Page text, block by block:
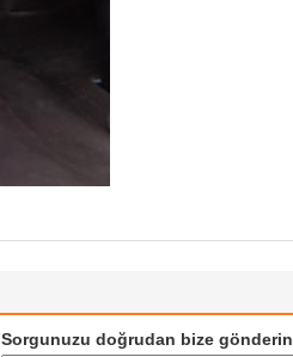
Sorgunuzu doğrudan bize gönderin